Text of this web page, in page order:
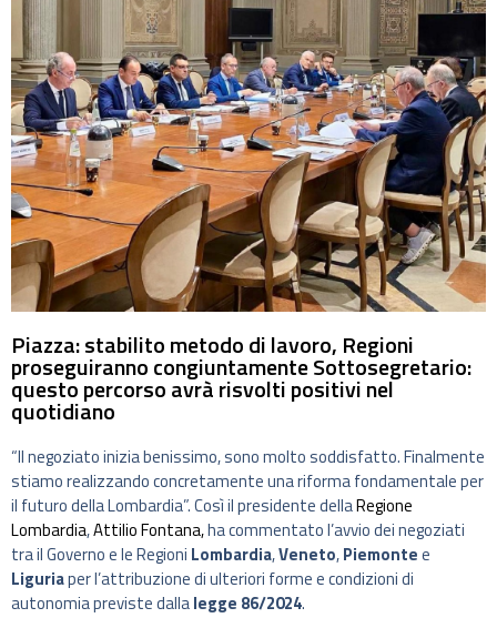
Piazza: stabilito metodo di lavoro, Regioni
proseguiranno congiuntamente Sottosegretario:
questo percorso avrà risvolti positivi nel
quotidiano
“Il negoziato inizia benissimo, sono molto soddisfatto. Finalmente
stiamo realizzando concretamente una riforma fondamentale per
il futuro della Lombardia”. Così il presidente dellaRegione
Lombardia,Attilio Fontana,ha commentato l’avvio dei negoziati
tra il Governo e le Regioni Lombardia,Veneto,Piemontee
Liguriaper l’attribuzione di ulteriori forme e condizioni di
autonomia previste dallalegge 86/2024.